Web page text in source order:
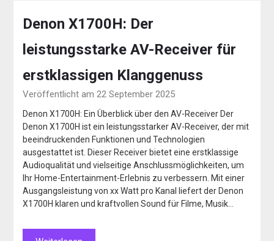
Denon X1700H: Der
leistungsstarke AV-Receiver für
erstklassigen Klanggenuss
Veröffentlicht am 22 September 2025
Denon X1700H: Ein Überblick über den AV-Receiver Der
Denon X1700H ist ein leistungsstarker AV-Receiver, der mit
beeindruckenden Funktionen und Technologien
ausgestattet ist. Dieser Receiver bietet eine erstklassige
Audioqualität und vielseitige Anschlussmöglichkeiten, um
Ihr Home-Entertainment-Erlebnis zu verbessern. Mit einer
Ausgangsleistung von xx Watt pro Kanal liefert der Denon
X1700H klaren und kraftvollen Sound für Filme, Musik…